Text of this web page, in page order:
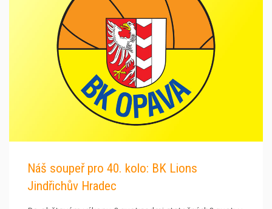
Náš soupeř pro 40. kolo: BK Lions
Jindřichův Hradec